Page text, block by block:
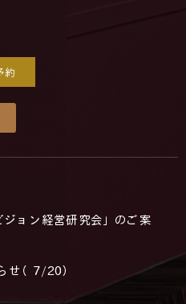
約
ョン経営研究会」のご案
せ（7/20）